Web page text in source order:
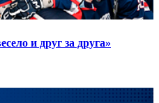
и друг за друга»